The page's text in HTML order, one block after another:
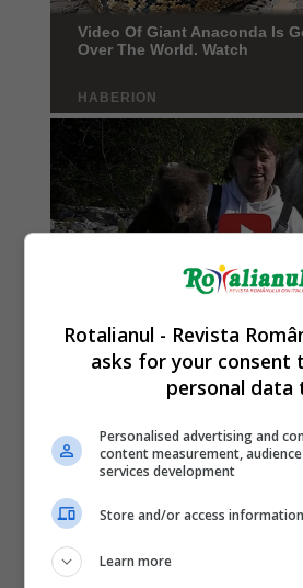
Rotalianul - Revista
asks for your consent
personal data
Personalised advertising and
content measurement,
services development
Store and/or access
Learn more